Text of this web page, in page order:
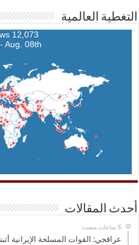
التغطية العالمية
12,073 Pageviews
Aug. 08th
أحدث المقالات
‏6 ساعات مضت
عراقجي: القوات المسلحة الإيرانية